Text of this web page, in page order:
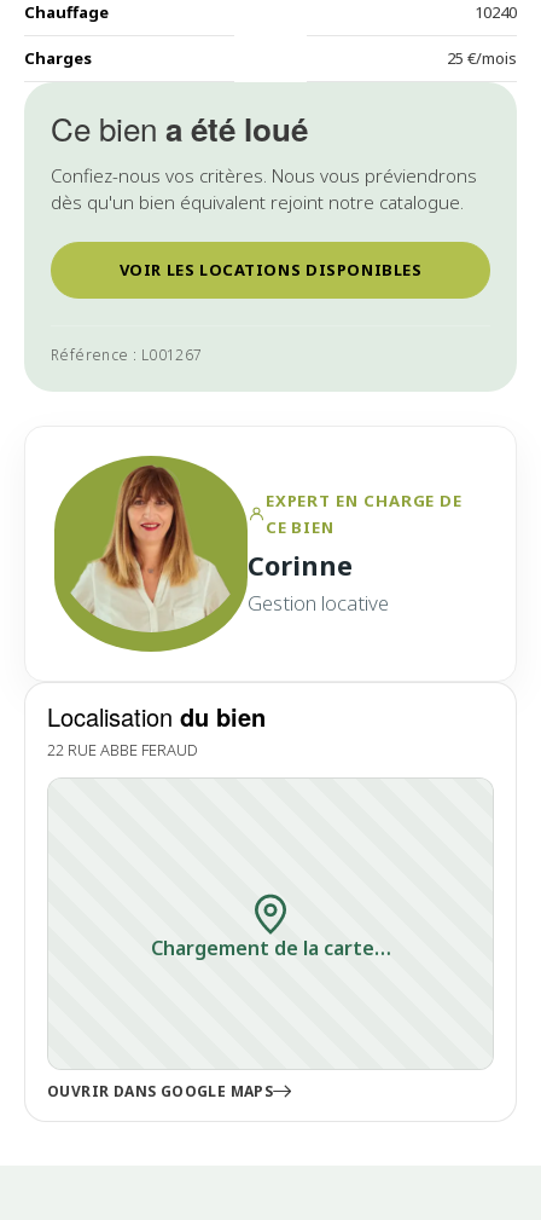
Ce bien a été loué
Confiez-nous vos critères. Nous vous préviendrons
dès qu'un bien équivalent rejoint notre catalogue.
VOIR LES LOCATIONS DISPONIBLES
Référence : L001267
Localisation du bien
22 RUE ABBE FERAUD
Chargement de la carte…
OUVRIR DANS GOOGLE MAPS
Chauffage 10240
Charges 25 €/mois
EXPERT EN CHARGE DE
CE BIEN
Corinne
Gestion locative